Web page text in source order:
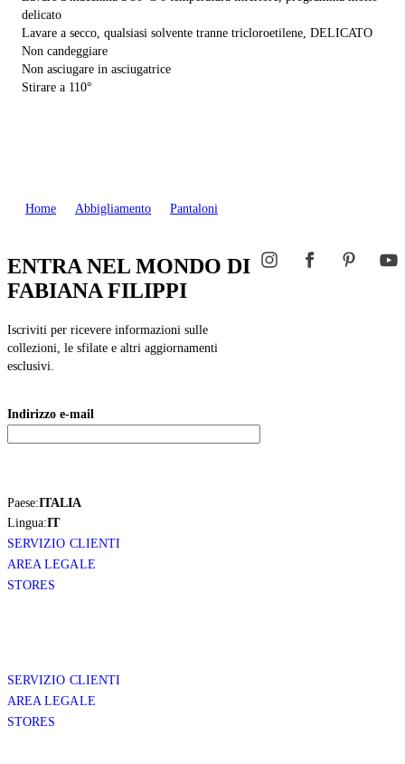
delicato
Lavare a secco, qualsiasi solvente tranne tricloroetilene, DELICATO
Non candeggiare
Non asciugare in asciugatrice
Stirare a 110°
Home Abbigliamento Pantaloni
ENTRA NEL MONDO DI
FABIANA FILIPPI
Iscriviti per ricevere informazioni sulle
collezioni, le sfilate e altri aggiornamenti
esclusivi.
Indirizzo e-mail
Paese:ITALIA
Lingua:IT
SERVIZIO CLIENTI
AREA LEGALE
STORES
SERVIZIO CLIENTI
AREA LEGALE
STORES